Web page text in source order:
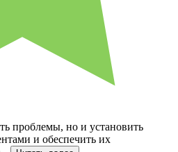
проблемы, но и установить
и обеспечить их